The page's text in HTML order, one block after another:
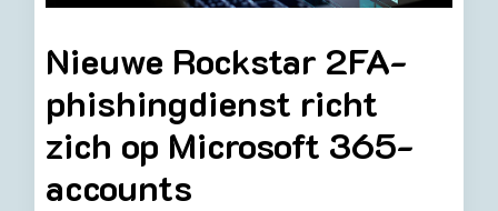
Nieuwe Rockstar 2FA-
phishingdienst richt
zich op Microsoft 365-
accounts